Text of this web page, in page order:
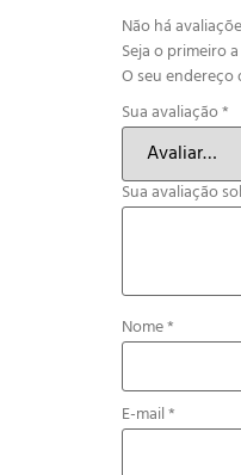
Não há
Seja o primeiro a
O seu endereço
Sua avaliação*
Sua avaliação
Nome*
E-mail*